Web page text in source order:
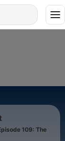
109: The